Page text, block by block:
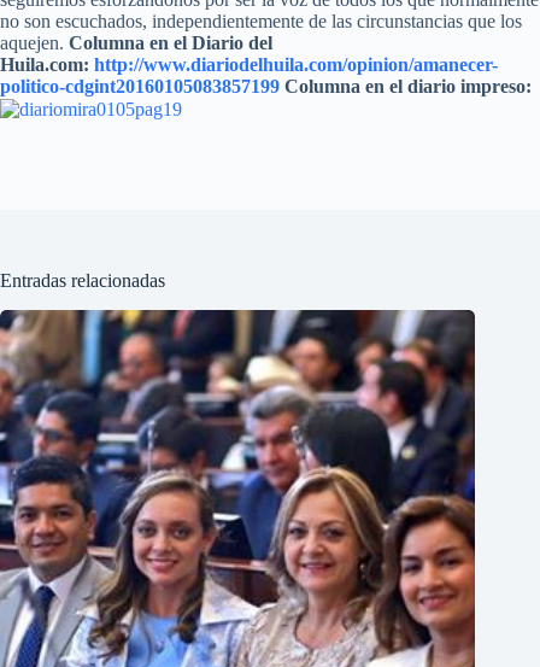
no son escuchados, independientemente de las circunstancias que los
aquejen. Columna en el Diario del
Huila.com: http://www.diariodelhuila.com/opinion/amanecer-
politico-cdgint20160105083857199 Columna en el diario impreso:
Entradas relacionadas